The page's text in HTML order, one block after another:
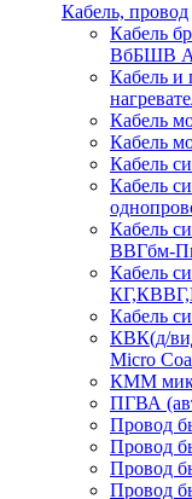
Кабель, провод
Кабель
ВбБШВ
Кабель и
Кабель
Кабель
Кабель
Кабель
Кабель
ВВГбм-
Кабель
Кабель
КВК(д/
Micro
КММ
ПГВА
Провод
Провод
Провод
Провод